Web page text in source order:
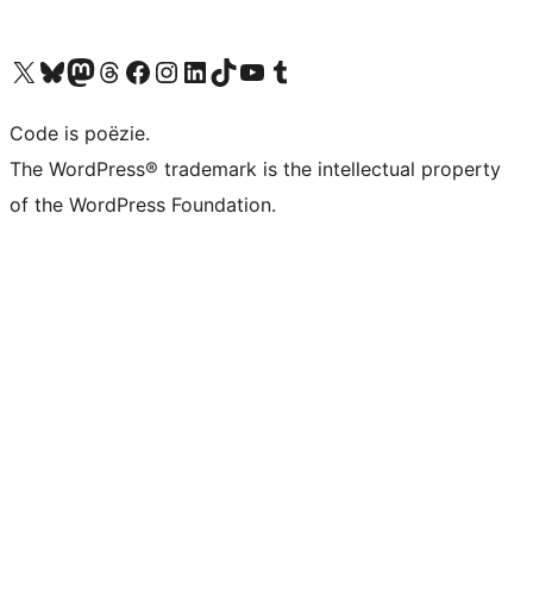
Bezoek ons X (voorheen Twitter) account
Bezoek ons Bluesky account
Bezoek ons Mastodon account
Bezoek ons Threads account
Onze Facebook pagina bezoeken
Bezoek ons Instagram account
Bezoek ons LinkedIn account
Bezoek ons TikTok account
Bezoek ons YouTube kanaalBezoek ons Tumblr account
Code is poëzie.
The WordPress® trademark is the intellectual property
of the WordPress Foundation.